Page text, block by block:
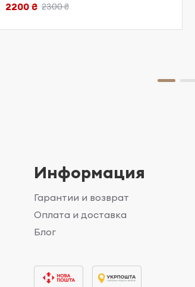
2200 ₴ 2300 ₴
Информация
Гарантии и возврат
Оплата и доставка
Блог